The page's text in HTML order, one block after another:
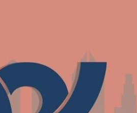
la actualidad de Inter JP Financial en plena
afición…